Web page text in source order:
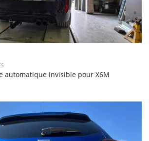
automatique invisible pour X6M